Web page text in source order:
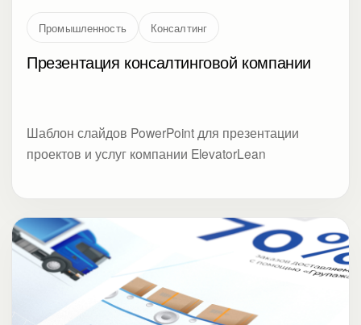
Промышленность Консалтинг
Презентация консалтинговой компании
Шаблон слайдов PowerPoint для презентации
проектов и услуг компании ElevatorLean